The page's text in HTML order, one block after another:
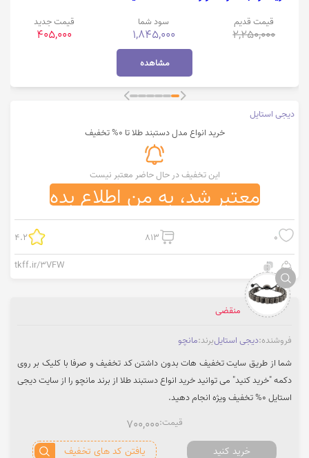
قیمت قدیم
2,250,000
سود شما
1,845,000
قیمت جدید
405,000
مشاهده
دیجی استایل
خرید انواع مدل دستبند طلا تا 0% تخفیف
این تخفیف در حال حاضر معتبر نیست
معتبر شد، به من اطلاع بده
0
813
4.2
tkff.ir/3VFW
منقضی
فروشنده:دیجی استایلبرند:مانچو
شما از طریق سایت تخفیف هات بدون داشتن کد تخفیف و صرفا با کلیک بر روی
دکمه "خرید کنید" می توانید خرید انواع دستبند طلا از برند مانچو را از سایت دیجی
استایل 0% تخفیف ویژه انجام دهید.
قیمت:700,000
خرید کنید یافتن کد های تخفیف